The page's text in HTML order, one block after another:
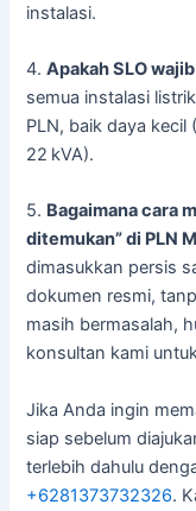
instalasi.
4.Apakah SLO
semua instalasi
PLN, baik daya kecil
22 kVA).
5. Bagaimana cara
ditemukan” di PLN
dimasukkan persis
dokumen resmi,
masih bermasalah,
konsultan kami
Jika Anda ingin
siap sebelum
terlebih dahulu
+6281373732326.